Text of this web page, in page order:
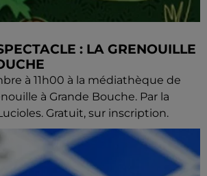
: LA GRENOUILLE
à 11h00 à la médiathèque de
à Grande Bouche. Par la
Gratuit, sur inscription.